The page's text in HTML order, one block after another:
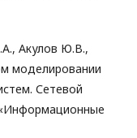
Акулов Ю.В.,
моделировании
Сетевой